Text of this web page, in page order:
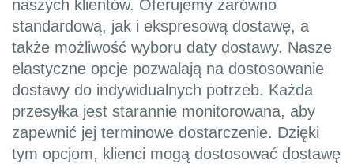
naszych klientów. Oferujemy zarówno
standardową, jak i ekspresową dostawę, a
także możliwość wyboru daty dostawy. Nasze
elastyczne opcje pozwalają na dostosowanie
dostawy do indywidualnych potrzeb. Każda
przesyłka jest starannie monitorowana, aby
zapewnić jej terminowe dostarczenie. Dzięki
tym opcjom, klienci mogą dostosować dostawę